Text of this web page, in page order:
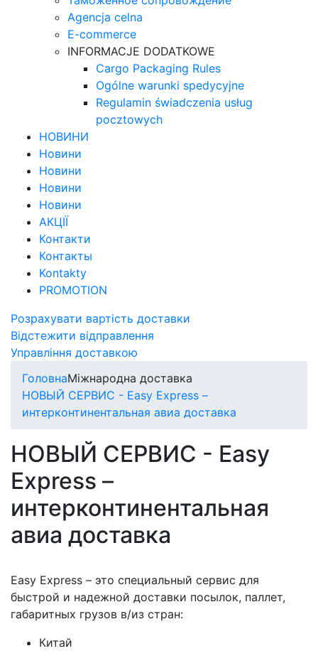
Agencja celna
E-commerce
INFORMACJE DODATKOWE
Cargo Packaging Rules
Ogólne warunki spedycyjne
Regulamin świadczenia usług
pocztowych
НОВИНИ
Новини
Новини
Новини
Новини
АКЦІЇ
Контакти
Контакты
Kontakty
PROMOTION
Розрахувати вартість доставки
Відстежити відправлення
Управління доставкою
ГоловнаМіжнародна доставка
НОВЫЙ СЕРВИС - Easy Express –
интерконтинентальная авиа доставка
НОВЫЙ СЕРВИС - Easy
Express –
интерконтинентальная
авиа доставка
Easy Express – это специальный сервис для
быстрой и надежной доставки посылок, паллет,
габаритных грузов в/из стран:
Китай